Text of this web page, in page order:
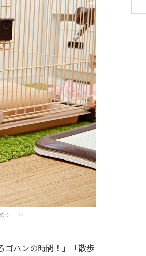
シート
ゴハンの時間！」「散歩